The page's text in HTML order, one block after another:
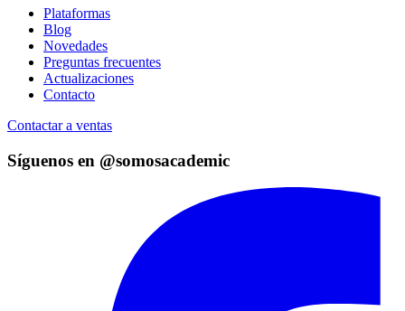
Plataformas
Blog
Novedades
Preguntas frecuentes
Actualizaciones
Contacto
Contactar a ventas
Síguenos en @somosacademic